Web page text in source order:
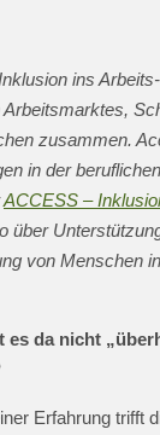
ins
zusammen.
in der
ACCESS –
über
von Menschen
es da nicht
Erfahrung trifft